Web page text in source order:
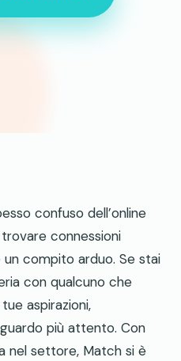
confuso dell’online
connessioni
compito arduo. Se stai
con qualcuno che
aspirazioni,
più attento. Con
nel settore, Match si è